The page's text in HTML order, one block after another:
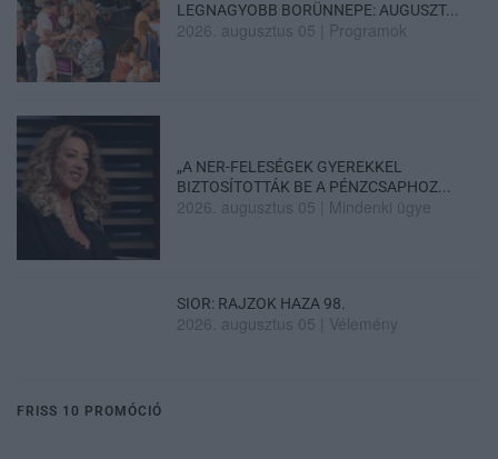
LEGNAGYOBB BORÜNNEPE: AUGUSZT...
2026. augusztus 05 Programok
„A NER-FELESÉGEK GYEREKKEL
BIZTOSÍTOTTÁK BE A PÉNZCSAPHOZ...
2026. augusztus 05 Mindenki ügye
SIOR: RAJZOK HAZA 98.
2026. augusztus 05 Vélemény
FRISS 10 PROMÓCIÓ